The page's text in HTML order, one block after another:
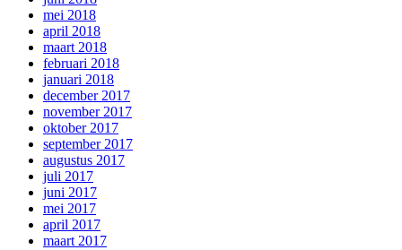
mei 2018
april 2018
maart 2018
februari 2018
januari 2018
december 2017
november 2017
oktober 2017
september 2017
augustus 2017
juli 2017
juni 2017
mei 2017
april 2017
maart 2017